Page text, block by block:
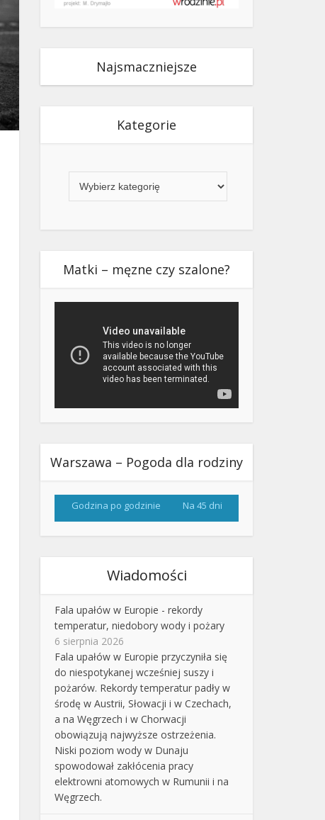
Najsmaczniejsze
Kategorie
Matki – męzne czy szalone?
Warszawa – Pogoda dla rodziny
Godzina po godzinie Na 45 dni
Wiadomości
Fala upałów w Europie - rekordy
temperatur, niedobory wody i pożary
6 sierpnia 2026
Fala upałów w Europie przyczyniła się
do niespotykanej wcześniej suszy i
pożarów. Rekordy temperatur padły w
środę w Austrii, Słowacji i w Czechach,
a na Węgrzech i w Chorwacji
obowiązują najwyższe ostrzeżenia.
Niski poziom wody w Dunaju
spowodował zakłócenia pracy
elektrowni atomowych w Rumunii i na
Węgrzech.